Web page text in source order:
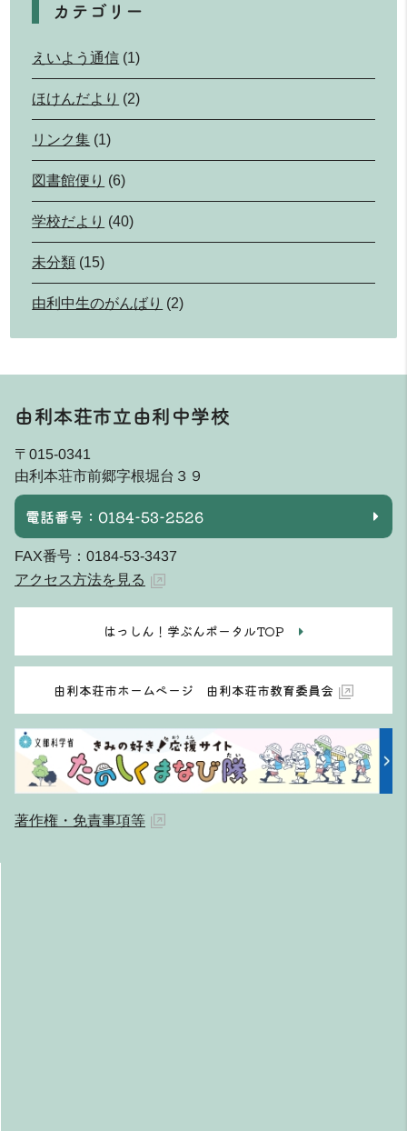
カテゴリー
えいよう通信 (1)
ほけんだより (2)
リンク集 (1)
図書館便り (6)
学校だより (40)
未分類 (15)
由利中生のがんばり (2)
由利本荘市立由利中学校
〒015-0341
由利本荘市前郷字根堀台３９
電話番号：0184-53-2526
FAX番号：0184-53-3437
アクセス方法を見る
はっしん！学ぶんポータルTOP
由利本荘市ホームページ 由利本荘市教育委員会
著作権・免責事項等